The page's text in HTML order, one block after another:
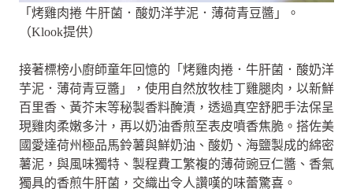
「烤雞肉捲 牛肝菌．酸奶洋芋泥．薄荷青豆醬」。
（Klook提供）
接著標榜小廚師童年回憶的「烤雞肉捲．牛肝菌．酸奶洋
芋泥．薄荷青豆醬」，使用自然放牧桂丁雞腿肉，以新鮮
百里香、黃芥末等秘製香料醃漬，透過真空舒肥手法保呈
現雞肉柔嫩多汁，再以奶油香煎至表皮噴香焦脆。搭佐美
國愛達荷州極品馬鈴薯與鮮奶油、酸奶、海鹽製成的綿密
薯泥，與風味獨特、製程費工繁複的薄荷豌豆仁醬、香氣
獨具的香煎牛肝菌，交織出令人讚嘆的味蕾驚喜。